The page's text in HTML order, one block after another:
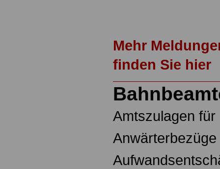
Mehr
finden Sie hier
Amtszulagen